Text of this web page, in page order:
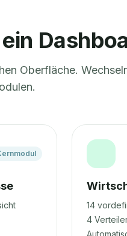
Oberfläche.
14
4